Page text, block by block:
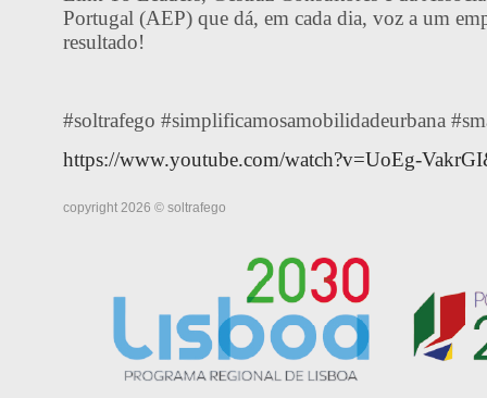
Portugal (AEP) que dá, em cada dia, voz a um
resultado!
#soltrafego #simplificamosamobilidadeurbana
https://www.youtube.com/watch?v=UoEg-
copyright 2026 © soltrafego